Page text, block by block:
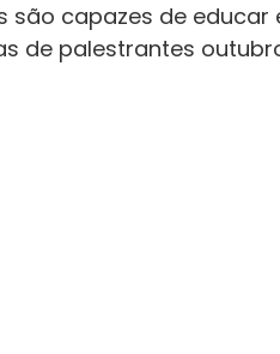
são capazes de
de palestrantes